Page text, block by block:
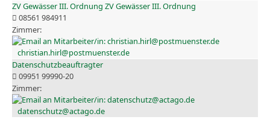
ZV Gewässer III. Ordnung ZV Gewässer III. Ordnung
08561 984911
christian.hirl@postmuenster.de
Datenschutzbeauftragter
09951 99990-20
datenschutz@actago.de